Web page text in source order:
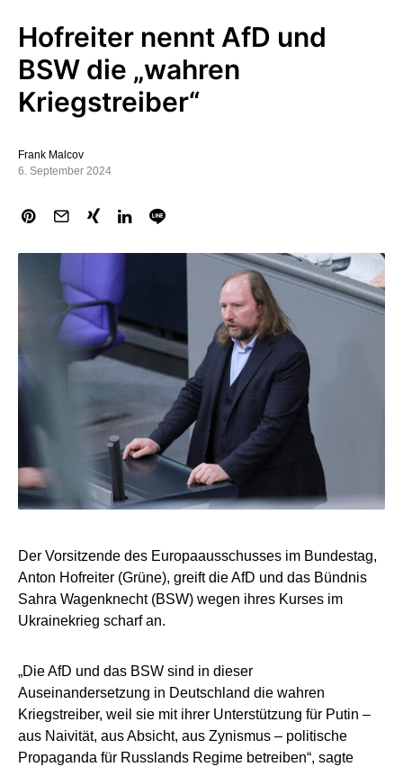
Hofreiter nennt AfD und
BSW die „wahren
Kriegstreiber“
Frank Malcov
6. September 2024
Der Vorsitzende des Europaausschusses im Bundestag,
Anton Hofreiter (Grüne), greift die AfD und das Bündnis
Sahra Wagenknecht (BSW) wegen ihres Kurses im
Ukrainekrieg scharf an.
„Die AfD und das BSW sind in dieser
Auseinandersetzung in Deutschland die wahren
Kriegstreiber, weil sie mit ihrer Unterstützung für Putin –
aus Naivität, aus Absicht, aus Zynismus – politische
Propaganda für Russlands Regime betreiben“, sagte